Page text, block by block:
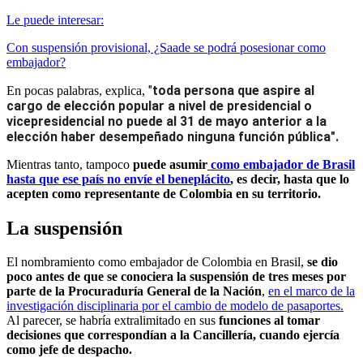
Le puede interesar:
Con suspensión provisional, ¿Saade se podrá posesionar como
embajador?
En pocas palabras, explica, "toda persona que aspire al
cargo de elección popular a nivel de presidencial o
vicepresidencial no puede al 31 de mayo anterior a la
elección haber desempeñado ninguna función pública".
Mientras tanto, tampoco puede asumir como embajador de Brasil
hasta que ese país no envíe el beneplácito, es decir, hasta que lo
acepten como representante de Colombia en su territorio.
La suspensión
El nombramiento como embajador de Colombia en Brasil, se dio
poco antes de que se conociera la suspensión de tres meses por
parte de la Procuraduría General de la Nación, en el marco de la
investigación disciplinaria por el cambio de modelo de pasaportes.
Al parecer, se habría extralimitado en sus funciones al tomar
decisiones que correspondían a la Cancillería, cuando ejercía
como jefe de despacho.